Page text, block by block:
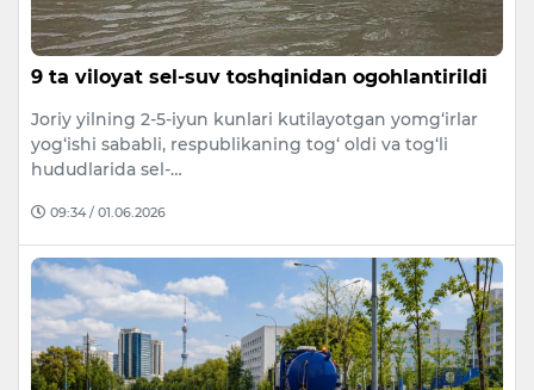
9 ta viloyat sel-suv toshqinidan ogohlantirildi
Joriy yilning 2-5-iyun kunlari kutilayotgan yomg‘irlar
yog‘ishi sababli, respublikaning tog‘ oldi va tog‘li
hududlarida sel-…
09:34 / 01.06.2026